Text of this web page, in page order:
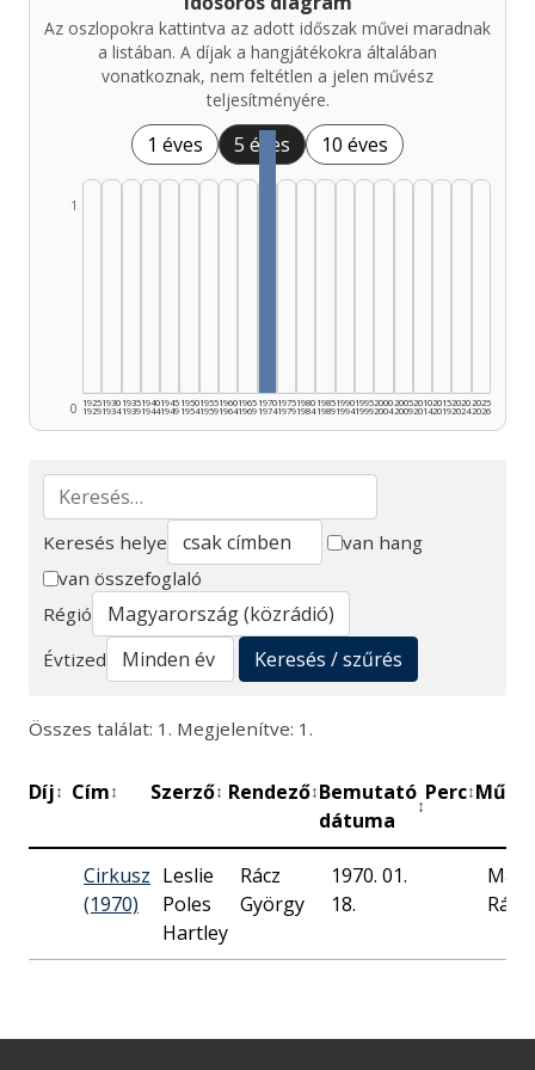
Az oszlopokra kattintva az adott időszak művei maradnak
a listában. A díjak a hangjátékokra általában
vonatkoznak, nem feltétlen a jelen művész
teljesítményére.
1 éves 5 éves 10 éves
0
1
1925
1929
1930
1934
1935
1939
1940
1944
1945
1949
1950
1954
1955
1959
1960
1964
1965
1969
1970
1974
1975
1979
1980
1984
1985
1989
1990
1994
1995
1999
2000
2004
2005
2009
2010
2014
2015
2019
2020
2024
2025
2026
Keresés
Keresés helye
van hang
van összefoglaló
Régió
Évtized
Keresés / szűrés
Összes találat: 1. Megjelenítve: 1.
Díj↕ Cím↕ Szerző↕ Rendező↕Bemutató
dátuma
↕
Perc↕
Cirkusz
(1970)
Leslie
Poles
Hartley
Rácz
György
1970. 01.
18.